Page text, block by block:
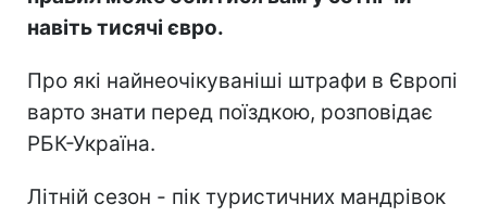
навіть тисячі євро.
Про які найнеочікуваніші штрафи в Європі
варто знати перед поїздкою, розповідає
РБК-Україна.
Літній сезон - пік туристичних мандрівок